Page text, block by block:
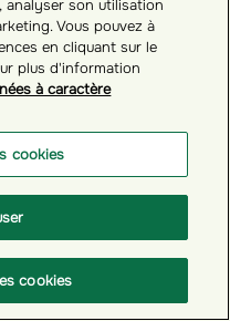
espace personnel
analyser son utilisation
Vous pouvez à
en cliquant sur le
plus d'information
à caractère
cookies
cookies